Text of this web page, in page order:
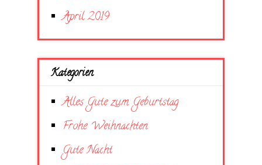
April 2019
Kategorien
Alles Gute zum Geburtstag
Frohe Weihnachten
Gute Nacht